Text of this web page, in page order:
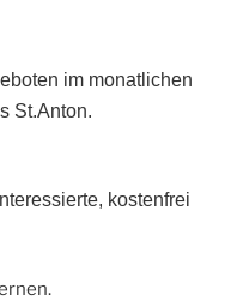
im monatlichen
St.Anton.
kostenfrei